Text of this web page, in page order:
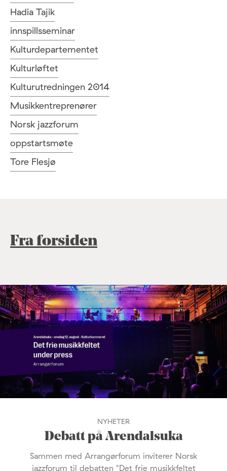
Hadia Tajik
innspillsseminar
Kulturdepartementet
Kulturløftet
Kulturutredningen 2014
Musikkentreprenører
Norsk jazzforum
oppstartsmøte
Tore Flesjø
Fra forsiden
NYHETER
Debatt på Arendalsuka
Sammen med Arrangørforum inviterer Norsk
jazzforum til debatten "Det frie musikkfeltet